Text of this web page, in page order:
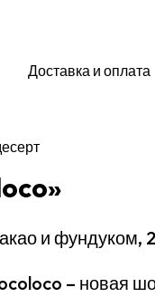
Доставка и оплата
и фундуком,
– новая